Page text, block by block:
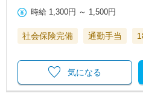
時給 1,300円 ～ 1,500円
社会保険完備 通勤手当
気になる